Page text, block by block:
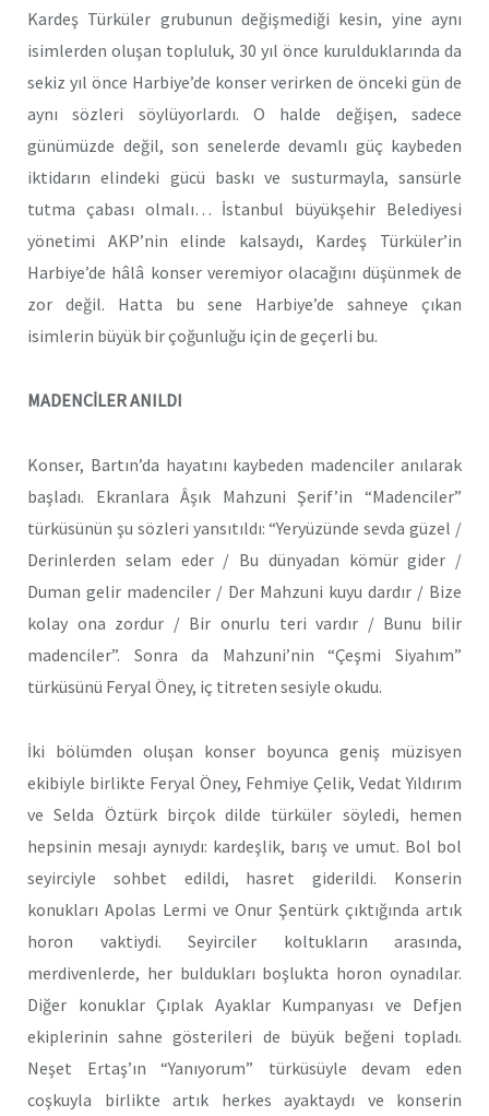
Kardeş Türküler grubunun değişmediği kesin, yine aynı
isimlerden oluşan topluluk, 30 yıl önce kurulduklarında da
sekiz yıl önce Harbiye’de konser verirken de önceki gün de
aynı sözleri söylüyorlardı. O halde değişen, sadece
günümüzde değil, son senelerde devamlı güç kaybeden
iktidarın elindeki gücü baskı ve susturmayla, sansürle
tutma çabası olmalı… İstanbul büyükşehir Belediyesi
yönetimi AKP’nin elinde kalsaydı, Kardeş Türküler’in
Harbiye’de hâlâ konser veremiyor olacağını düşünmek de
zor değil. Hatta bu sene Harbiye’de sahneye çıkan
isimlerin büyük bir çoğunluğu için de geçerli bu.
MADENCİLER ANILDI
Konser, Bartın’da hayatını kaybeden madenciler anılarak
başladı. Ekranlara Âşık Mahzuni Şerif’in “Madenciler”
türküsünün şu sözleri yansıtıldı: “Yeryüzünde sevda güzel /
Derinlerden selam eder / Bu dünyadan kömür gider /
Duman gelir madenciler / Der Mahzuni kuyu dardır / Bize
kolay ona zordur / Bir onurlu teri vardır / Bunu bilir
madenciler”. Sonra da Mahzuni’nin “Çeşmi Siyahım”
türküsünü Feryal Öney, iç titreten sesiyle okudu.
İki bölümden oluşan konser boyunca geniş müzisyen
ekibiyle birlikte Feryal Öney, Fehmiye Çelik, Vedat Yıldırım
ve Selda Öztürk birçok dilde türküler söyledi, hemen
hepsinin mesajı aynıydı: kardeşlik, barış ve umut. Bol bol
seyirciyle sohbet edildi, hasret giderildi. Konserin
konukları Apolas Lermi ve Onur Şentürk çıktığında artık
horon vaktiydi. Seyirciler koltukların arasında,
merdivenlerde, her buldukları boşlukta horon oynadılar.
Diğer konuklar Çıplak Ayaklar Kumpanyası ve Defjen
ekiplerinin sahne gösterileri de büyük beğeni topladı.
Neşet Ertaş’ın “Yanıyorum” türküsüyle devam eden
coşkuyla birlikte artık herkes ayaktaydı ve konserin